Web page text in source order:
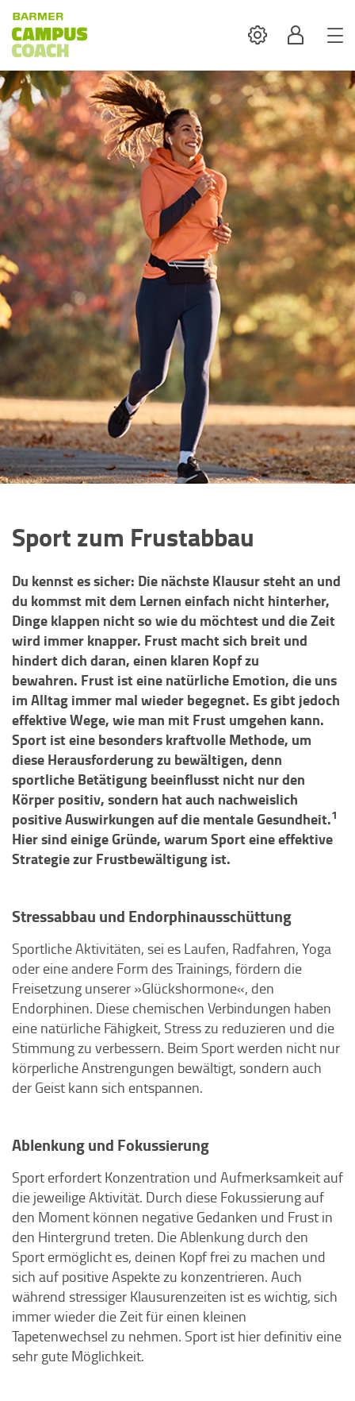
SettingsProfil
Sport zum Frustabbau
Du kennst es sicher: Die nächste Klausur steht an und
du kommst mit dem Lernen einfach nicht hinterher,
Dinge klappen nicht so wie du möchtest und die Zeit
wird immer knapper. Frust macht sich breit und
hindert dich daran, einen klaren Kopf zu
bewahren. Frust ist eine natürliche Emotion, die uns
im Alltag immer mal wieder begegnet. Es gibt jedoch
effektive Wege, wie man mit Frust umgehen kann.
Sport ist eine besonders kraftvolle Methode, um
diese Herausforderung zu bewältigen, denn
sportliche Betätigung beeinflusst nicht nur den
Körper positiv, sondern hat auch nachweislich
positive Auswirkungen auf die mentale Gesundheit.1
Hier sind einige Gründe, warum Sport eine effektive
Strategie zur Frustbewältigung ist.
Stressabbau und Endorphinausschüttung
Sportliche Aktivitäten, sei es Laufen, Radfahren, Yoga
oder eine andere Form des Trainings, fördern die
Freisetzung unserer »Glückshormone«, den
Endorphinen. Diese chemischen Verbindungen haben
eine natürliche Fähigkeit, Stress zu reduzieren und die
Stimmung zu verbessern. Beim Sport werden nicht nur
körperliche Anstrengungen bewältigt, sondern auch
der Geist kann sich entspannen.
Ablenkung und Fokussierung
Sport erfordert Konzentration und Aufmerksamkeit auf
die jeweilige Aktivität. Durch diese Fokussierung auf
den Moment können negative Gedanken und Frust in
den Hintergrund treten. Die Ablenkung durch den
Sport ermöglicht es, deinen Kopf frei zu machen und
sich auf positive Aspekte zu konzentrieren. Auch
während stressiger Klausurenzeiten ist es wichtig, sich
immer wieder die Zeit für einen kleinen
Tapetenwechsel zu nehmen. Sport ist hier definitiv eine
sehr gute Möglichkeit.